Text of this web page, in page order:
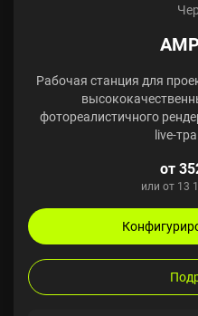
Рабочая станция для
фотореалистичного
live-
от
или от 13